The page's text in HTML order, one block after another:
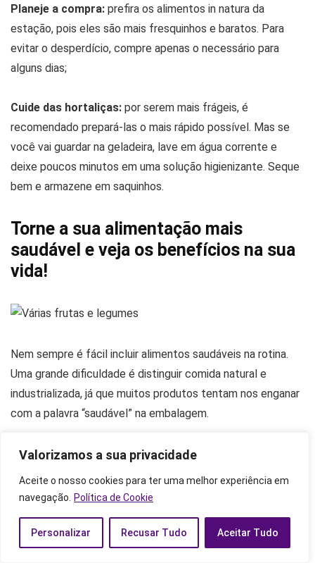
Valorizamos a sua privacidade
Aceite o nosso cookies para ter uma melhor experiência em
navegação.
Política de Cookie
Personalizar Recusar Tudo Aceitar Tudo
Planeje a compra: prefira os alimentos in natura da
estação, pois eles são mais fresquinhos e baratos. Para
evitar o desperdício, compre apenas o necessário para
alguns dias;
Cuide das hortaliças: por serem mais frágeis, é
recomendado prepará-las o mais rápido possível. Mas se
você vai guardar na geladeira, lave em água corrente e
deixe poucos minutos em uma solução higienizante. Seque
bem e armazene em saquinhos.
Torne a sua alimentação mais
saudável e veja os benefícios na sua
vida!
Nem sempre é fácil incluir alimentos saudáveis na rotina.
Uma grande dificuldade é distinguir comida natural e
industrializada, já que muitos produtos tentam nos enganar
com a palavra “saudável” na embalagem.
No entanto, ter uma rotina de hábitos saudáveis traz
a mente. Os alimentos naturais são poderosíssimos,
enfermidades, como pressão alta, diabetes, ansiedade e
até mesmo depressão.